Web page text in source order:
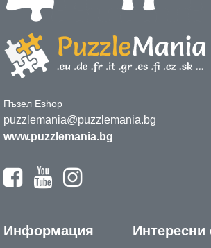
Пъзел Eshop
puzzlemania@puzzlemania.bg
www.puzzlemania.bg
Информация Интересни